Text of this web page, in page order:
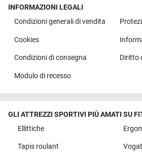
INFORMAZIONI LEGALI
Condizioni generali di vendita
Cookies
Condizioni di consegna Diritto
Modulo di recesso
GLI ATTREZZI SPORTIVI PIÙ AMATI SU
Ellittiche
Tapis roulant